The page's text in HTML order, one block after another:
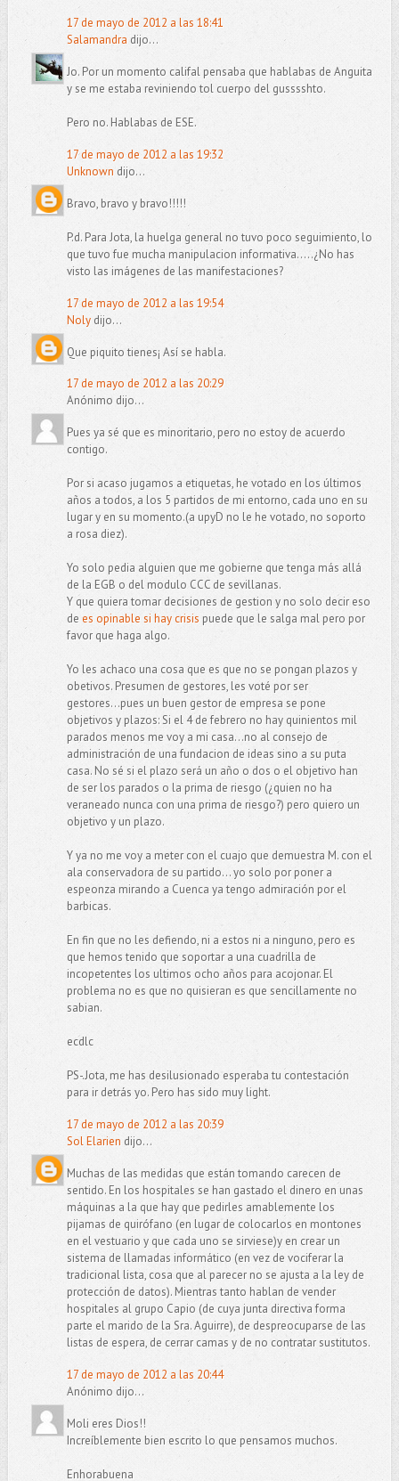
17 de mayo de 2012 a las 18:41
Salamandra dijo...
Jo. Por un momento califal pensaba que hablabas de Anguita
y se me estaba reviniendo tol cuerpo del gusssshto.
Pero no. Hablabas de ESE.
17 de mayo de 2012 a las 19:32
Unknown dijo...
Bravo, bravo y bravo!!!!!
P.d. Para Jota, la huelga general no tuvo poco seguimiento, lo
que tuvo fue mucha manipulacion informativa.....¿No has
visto las imágenes de las manifestaciones?
17 de mayo de 2012 a las 19:54
Nolydijo...
Que piquito tienes¡ Así se habla.
17 de mayo de 2012 a las 20:29
Anónimo dijo...
Pues ya sé que es minoritario, pero no estoy de acuerdo
contigo.
Por si acaso jugamos a etiquetas, he votado en los últimos
años a todos, a los 5 partidos de mi entorno, cada uno en su
lugar y en su momento.(a upyD no le he votado, no soporto
a rosa diez).
Yo solo pedia alguien que me gobierne que tenga más allá
de la EGB o del modulo CCC de sevillanas.
Y que quiera tomar decisiones de gestion y no solo decir eso
de es opinable si hay crisis puede que le salga mal pero por
favor que haga algo.
Yo les achaco una cosa que es que no se pongan plazos y
obetivos. Presumen de gestores, les voté por ser
gestores...pues un buen gestor de empresa se pone
objetivos y plazos: Si el 4 de febrero no hay quinientos mil
parados menos me voy a mi casa...no al consejo de
administración de una fundacion de ideas sino a su puta
casa. No sé si el plazo será un año o dos o el objetivo han
de ser los parados o la prima de riesgo (¿quien no ha
veraneado nunca con una prima de riesgo?) pero quiero un
objetivo y un plazo.
Y ya no me voy a meter con el cuajo que demuestra M. con el
ala conservadora de su partido... yo solo por poner a
espeonza mirando a Cuenca ya tengo admiración por el
barbicas.
En fin que no les defiendo, ni a estos ni a ninguno, pero es
que hemos tenido que soportar a una cuadrilla de
incopetentes los ultimos ocho años para acojonar. El
problema no es que no quisieran es que sencillamente no
sabian.
ecdlc
PS-.Jota, me has desilusionado esperaba tu contestación
para ir detrás yo. Pero has sido muy light.
17 de mayo de 2012 a las 20:39
Sol Elarien dijo...
Muchas de las medidas que están tomando carecen de
sentido. En los hospitales se han gastado el dinero en unas
máquinas a la que hay que pedirles amablemente los
pijamas de quirófano (en lugar de colocarlos en montones
en el vestuario y que cada uno se sirviese)y en crear un
sistema de llamadas informático (en vez de vociferar la
tradicional lista, cosa que al parecer no se ajusta a la ley de
protección de datos). Mientras tanto hablan de vender
hospitales al grupo Capio (de cuya junta directiva forma
parte el marido de la Sra. Aguirre), de despreocuparse de las
listas de espera, de cerrar camas y de no contratar sustitutos.
17 de mayo de 2012 a las 20:44
Anónimo dijo...
Moli eres Dios!!
Increíblemente bien escrito lo que pensamos muchos.
Enhorabuena